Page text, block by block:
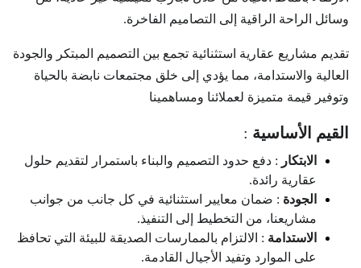
وسائل الراحة الراقية إلى التصاميم الفاخرة.
تقديم مشاريع عقارية استثنائية تجمع بين التصميم المبتكر والجودة
العالية والاستدامة، مما يؤدي إلى خلق مجتمعات نابضة بالحياة
وتوفير قيمة متميزة لعملائنا ومساهمينا
القيم الأساسية :
الابتكار : دفع حدود التصميم والبناء باستمرار لتقديم حلول
عقارية رائدة.
الجودة : ضمان معايير استثنائية في كل جانب من جوانب
مشاريعنا، من التخطيط إلى التنفيذ.
الاستدامة : الالتزام بالممارسات الصديقة للبيئة التي تحافظ
على الموارد وتفيد الأجيال القادمة.